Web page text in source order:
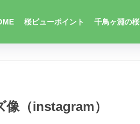
桜ビューポイント 千鳥ヶ淵の桜
（instagram）